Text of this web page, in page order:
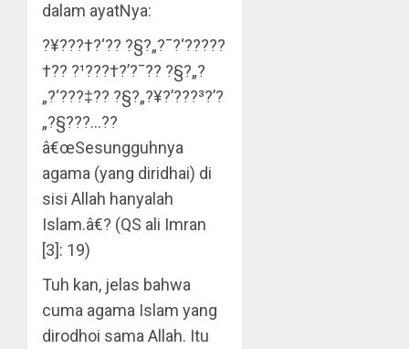
dalam ayatNya:
?¥???†?‘?? ?§?„?¯?‘?????
†?? ?¹???†?’?¯?? ?§?„?
„?‘???‡?? ?§?„?¥?’???³?’?
„?§???…??
â€œSesungguhnya
agama (yang diridhai) di
sisi Allah hanyalah
Islam.â€? (QS ali Imran
[3]: 19)
Tuh kan, jelas bahwa
cuma agama Islam yang
dirodhoi sama Allah. Itu